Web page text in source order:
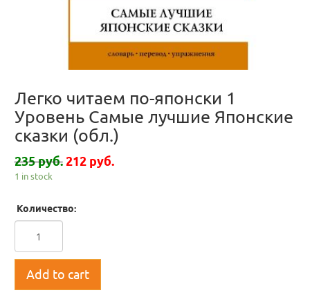
Легко читаем по-японски 1
Уровень Самые лучшие Японские
сказки (обл.)
235 руб. 212 руб.
1 in stock
Количество:
Add to cart